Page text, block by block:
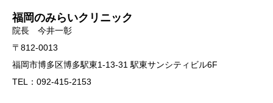
福岡のみらいクリニック
院長 今井一彰
〒812-0013
福岡市博多区博多駅東1-13-31 駅東サンシティビル6F
TEL：092-415-2153